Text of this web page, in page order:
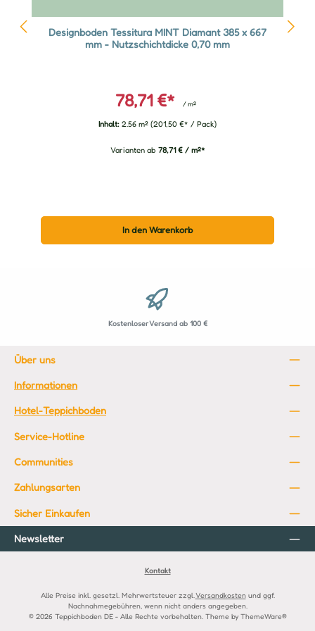
Designboden Tessitura MINT Diamant 385 x 667
mm - Nutzschichtdicke 0,70 mm
78,71 €* / m²
Inhalt: 2.56 m² (201,50 €* / Pack)
Varianten ab 78,71 € / m²*
In den Warenkorb
Kostenloser Versand ab 100 €
Über uns
Informationen
Hotel-Teppichboden
Service-Hotline
Communities
Zahlungsarten
Sicher Einkaufen
Newsletter
Kontakt
Alle Preise inkl. gesetzl. Mehrwertsteuer zzgl. Versandkostenund ggf.
Nachnahmegebühren, wenn nicht anders angegeben.
© 2026 Teppichboden DE - Alle Rechte vorbehalten. Theme by ThemeWare®